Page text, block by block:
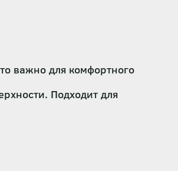
важно для комфортного
Подходит для